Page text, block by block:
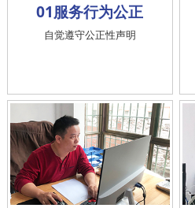
01服务行为公正
自觉遵守公正性声明